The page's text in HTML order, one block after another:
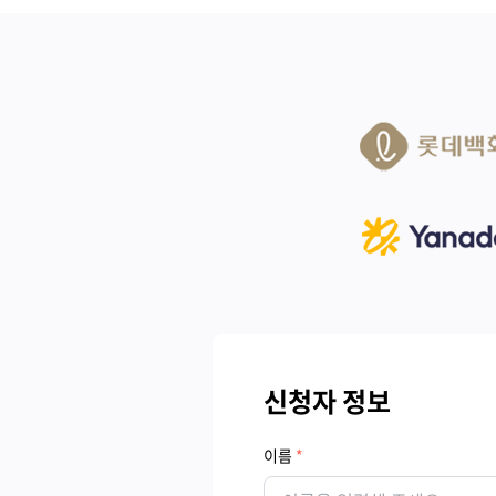
신청자 정보
이름